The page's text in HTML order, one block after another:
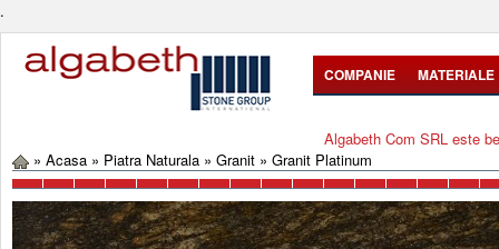
.
COMPANIE MATERIALE
Algabeth Com SRL este
» Acasa » Piatra Naturala » Granit » Granit Platinum